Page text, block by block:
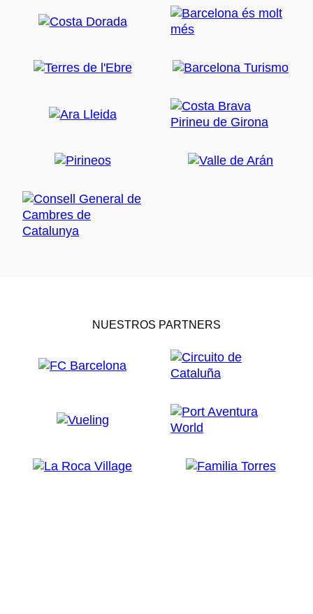
NUESTROS PARTNERS